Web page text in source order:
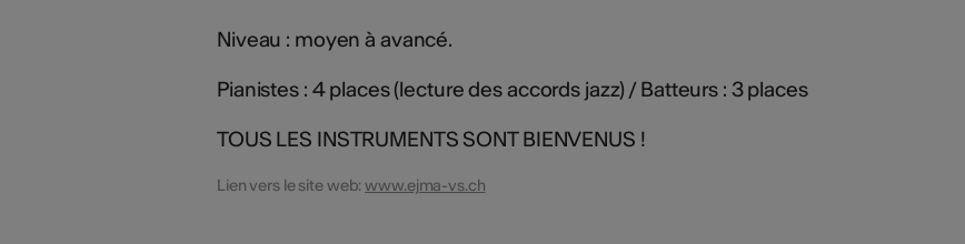
Niveau : moyen à avancé.
Pianistes : 4 places (lecture des accords jazz) / Batteurs : 3 places
TOUS LES INSTRUMENTS SONT BIENVENUS !
Lien vers le site web:www.ejma-vs.ch